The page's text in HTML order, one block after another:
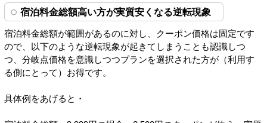
宿泊料金総額高い方が実質安くなる逆転現象
宿泊料金総額が範囲があるのに対し、クーポン価格は固定です
ので、以下のような逆転現象が起きてしまうことも認識しつ
つ、分岐点価格を意識しつつプランを選択された方が（利用す
る側にとって）お得です。
具体例をあげると・